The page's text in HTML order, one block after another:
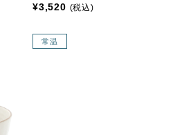
¥3,520 (税込)
常温